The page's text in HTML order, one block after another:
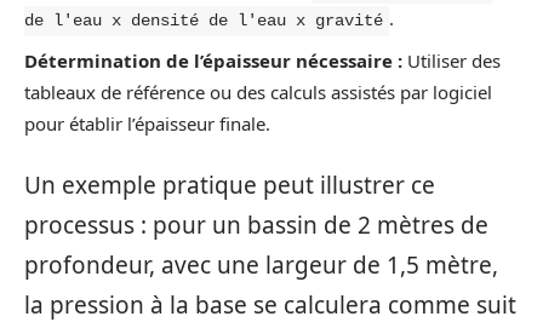
de l'eau x densité de l'eau x gravité .
Détermination de l’épaisseur nécessaire : Utiliser des
tableaux de référence ou des calculs assistés par logiciel
pour établir l’épaisseur finale.
Un exemple pratique peut illustrer ce
processus : pour un bassin de 2 mètres de
profondeur, avec une largeur de 1,5 mètre,
la pression à la base se calculera comme suit